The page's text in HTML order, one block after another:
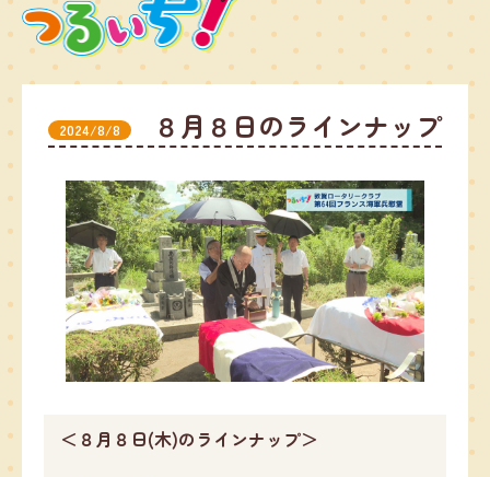
2024/8/8 ８月８日のラインナップ
＜８月８日(木)のラインナップ＞